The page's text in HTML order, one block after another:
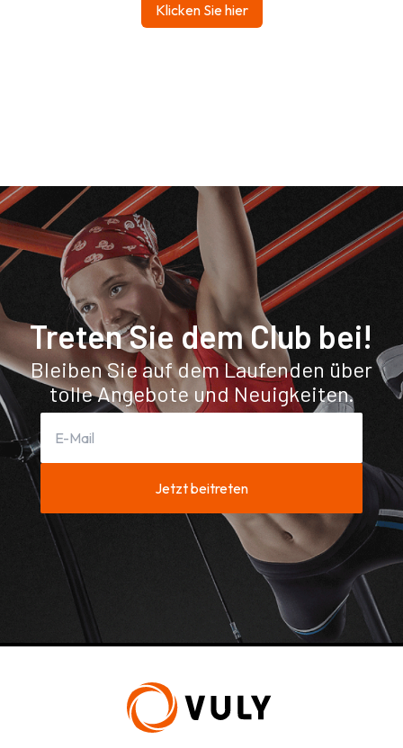
Klicken Sie hier
Treten Sie dem Club bei!
Bleiben Sie auf dem Laufenden über
tolle Angebote und Neuigkeiten.
Jetzt beitreten